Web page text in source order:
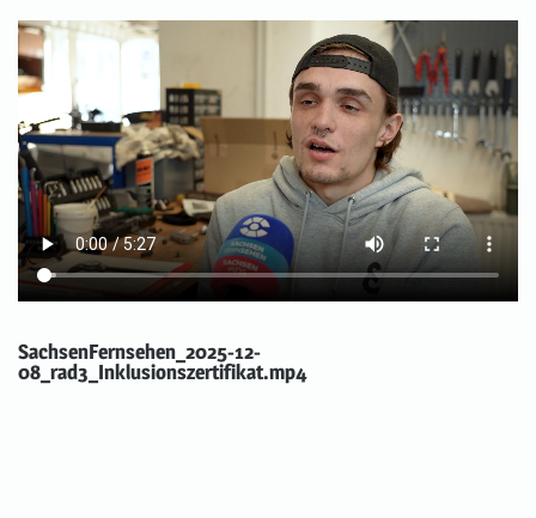
SachsenFernsehen_2025-12-
08_rad3_Inklusionszertifikat.mp4